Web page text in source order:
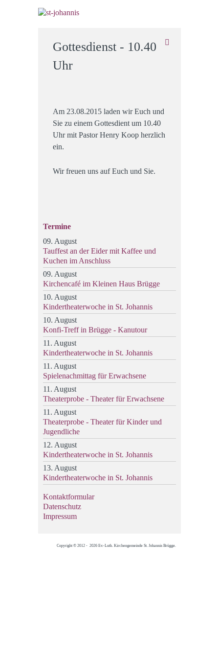
Gottesdienst - 10.40
Uhr
Am 23.08.2015 laden wir Euch und
Sie zu einem Gottesdient um 10.40
Uhr mit Pastor Henry Koop herzlich
ein.
Wir freuen uns auf Euch und Sie.
Termine
09. August
Tauffest an der Eider mit Kaffee und
Kuchen im Anschluss
09. August
Kirchencafé im Kleinen Haus Brügge
10. August
Kindertheaterwoche in St. Johannis
10. August
Konfi-Treff in Brügge - Kanutour
11. August
Kindertheaterwoche in St. Johannis
11. August
Spielenachmittag für Erwachsene
11. August
Theaterprobe - Theater für Erwachsene
11. August
Theaterprobe - Theater für Kinder und
Jugendliche
12. August
Kindertheaterwoche in St. Johannis
13. August
Kindertheaterwoche in St. Johannis
Kontaktformular
Datenschutz
Impressum
Copyright © 2012 - 2026 Ev.-Luth. Kirchengemeinde St. Johannis Brügge.